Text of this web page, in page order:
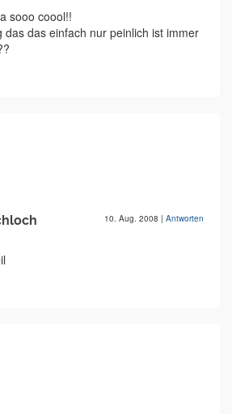
sooo coool!!
das das einfach nur peinlich ist immer
10. Aug. 2008 | Antworten